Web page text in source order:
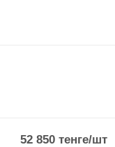
52 850тенге/шт